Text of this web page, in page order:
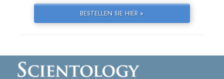
BESTELLEN SIE HIER »